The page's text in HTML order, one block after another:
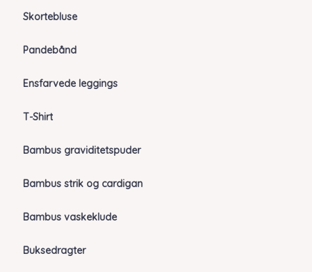
Skortebluse
Pandebånd
Ensfarvede leggings
T-Shirt
Bambus graviditetspuder
Bambus strik og cardigan
Bambus vaskeklude
Buksedragter